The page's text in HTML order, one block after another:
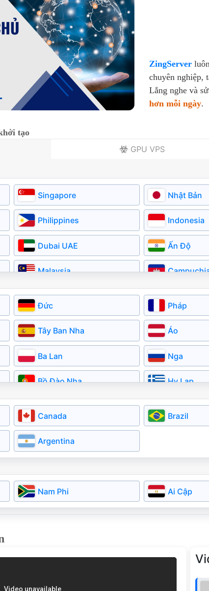
ZingServer
chuyên nghiệp,
Lắng nghe và
hơn mỗi ngày.
tạo
GPU VPS
Singapore Nhật Bản
Philippines Indonesia
Dubai UAE Ấn Độ
Malaysia
Myanmar
Đức Pháp
Tây Ban Nha Áo
Ba Lan Nga
Bồ Đào Nha Hy Lạp
Đan Mạch Cộng Hóa
Latvia
Slovakia Serbia
Bulgaria
Canada Brazil
Argentina
Nam Phi Ai Cập